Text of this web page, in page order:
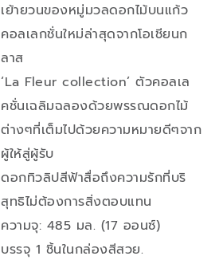
เย้ายวนของหมู่มวลดอกไม้บนแก้ว
คอลเลกชั่นใหม่ล่าสุดจากโอเชียนก
ลาส
‘La Fleur collection’ ตัวคอลเล
คชั่นเฉลิมฉลองด้วยพรรณดอกไม้
ต่างๆที่เต็มไปด้วยความหมายดีๆจาก
ผู้ให้สู่ผู้รับ
ดอกทิวลิปสีฟ้าสื่อถึงความรักที่บริ
สุทธิไม่ต้องการสิ่งตอบแทน
ความจุ: 485 มล. (17 ออนซ์)
บรรจุ 1 ชิ้นในกล่องสีสวย.